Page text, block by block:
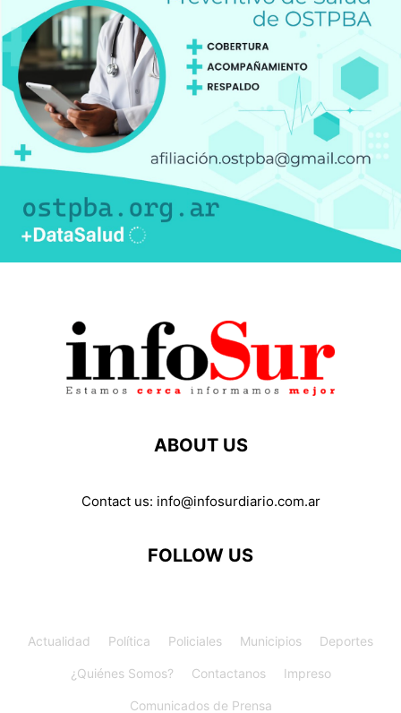
ABOUT US
Contact us: info@infosurdiario.com.ar
FOLLOW US
Actualidad Política Policiales Municipios Deportes
¿Quiénes Somos? Contactanos Impreso
Comunicados de Prensa